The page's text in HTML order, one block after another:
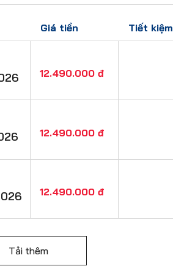
Giá tiền Tiết kiệm
12.490.000 đ
12.490.000 đ
12.490.000 đ
Tải thêm